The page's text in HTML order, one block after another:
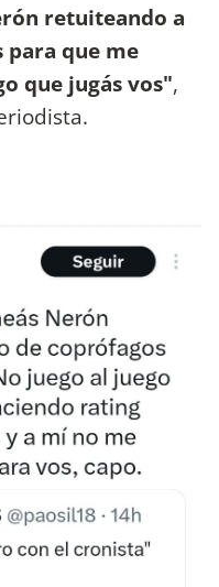
retuiteando a
que me
que jugás vos",